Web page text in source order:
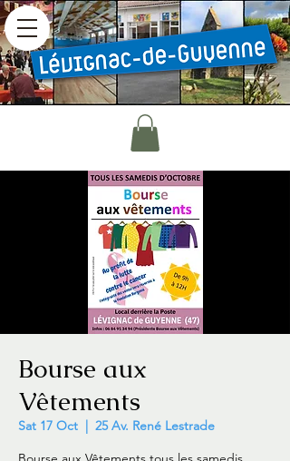
Bourse aux
Vêtements
Sat 17 Oct
  |
25 Av. René Lestrade